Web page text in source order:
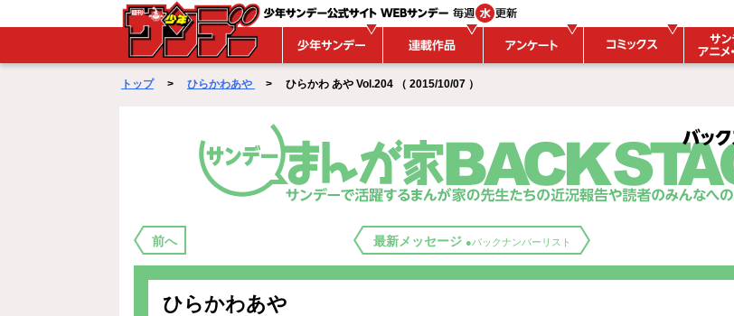
WEBサンデー
トップ> ひらかわあや > ひらかわ あや Vol.204 （ 2015/10/07 ）
前へ 最新メッセージ ●バックナンバーリスト
ひらかわあや